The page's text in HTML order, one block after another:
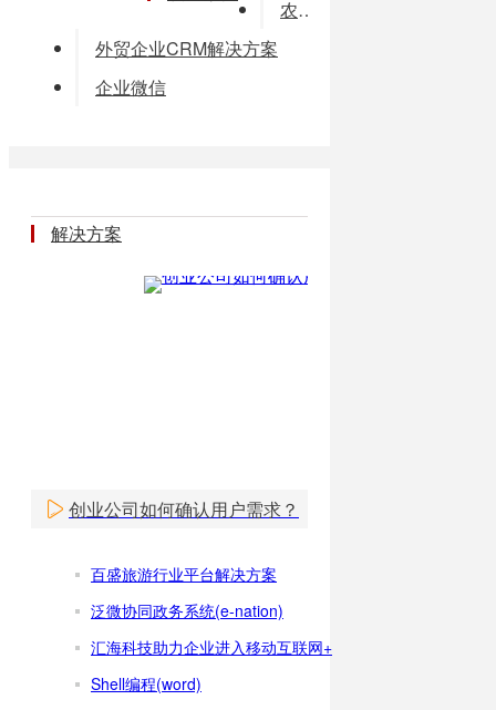
农贸市场消费及消费积分管理系统解决方案
外贸企业CRM解决方案
企业微信
解决方案
创业公司如何确认用户需求？
百盛旅游行业平台解决方案
泛微协同政务系统(e-nation)
汇海科技助力企业进入移动互联网+
Shell编程(word)